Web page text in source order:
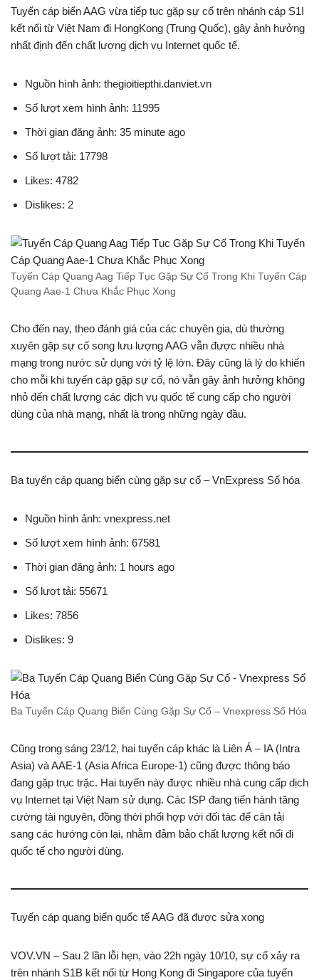
Tuyến cáp biển AAG vừa tiếp tục gặp sự cố trên nhánh cáp S1I
kết nối từ Việt Nam đi HongKong (Trung Quốc), gây ảnh hưởng
nhất định đến chất lượng dịch vụ Internet quốc tế.
Nguồn hình ảnh: thegioitiepthi.danviet.vn
Số lượt xem hình ảnh: 11995
Thời gian đăng ảnh: 35 minute ago
Số lượt tải: 17798
Likes: 4782
Dislikes: 2
Tuyến Cáp Quang Aag Tiếp Tục Gặp Sự Cố Trong Khi Tuyến Cáp
Quang Aae-1 Chưa Khắc Phục Xong
Cho đến nay, theo đánh giá của các chuyên gia, dù thường
xuyên gặp sự cố song lưu lượng AAG vẫn được nhiều nhà
mạng trong nước sử dụng với tỷ lệ lớn. Đây cũng là lý do khiến
cho mỗi khi tuyến cáp gặp sự cố, nó vẫn gây ảnh hưởng không
nhỏ đến chất lượng các dịch vụ quốc tế cung cấp cho người
dùng của nhà mạng, nhất là trong những ngày đầu.
Ba tuyến cáp quang biển cùng gặp sự cố – VnExpress Số hóa
Nguồn hình ảnh: vnexpress.net
Số lượt xem hình ảnh: 67581
Thời gian đăng ảnh: 1 hours ago
Số lượt tải: 55671
Likes: 7856
Dislikes: 9
Ba Tuyến Cáp Quang Biển Cùng Gặp Sự Cố – Vnexpress Số Hóa
Cũng trong sáng 23/12, hai tuyến cáp khác là Liên Á – IA (Intra
Asia) và AAE-1 (Asia Africa Europe-1) cũng được thông báo
đang gặp trục trặc. Hai tuyến này được nhiều nhà cung cấp dịch
vụ Internet tại Việt Nam sử dụng. Các ISP đang tiến hành tăng
cường tài nguyên, đồng thời phối hợp với đối tác để cân tải
sang các hướng còn lại, nhằm đảm bảo chất lượng kết nối đi
quốc tế cho người dùng.
Tuyến cáp quang biển quốc tế AAG đã được sửa xong
VOV.VN – Sau 2 lần lỗi hẹn, vào 22h ngày 10/10, sự cố xảy ra
trên nhánh S1B kết nối từ Hong Kong đi Singapore của tuyến